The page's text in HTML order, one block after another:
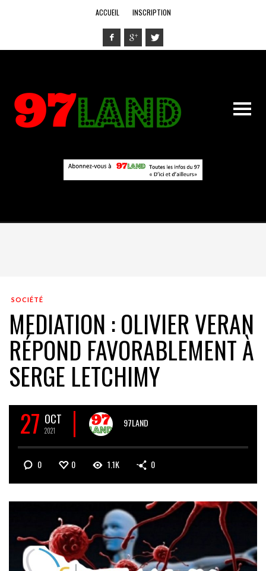
ACCUEIL INSCRIPTION
SOCIÉTÉ
MEDIATION : OLIVIER VERAN
RÉPOND FAVORABLEMENT À
SERGE LETCHIMY
27 OCT
2021
97LAND
0 0 1.1K 0